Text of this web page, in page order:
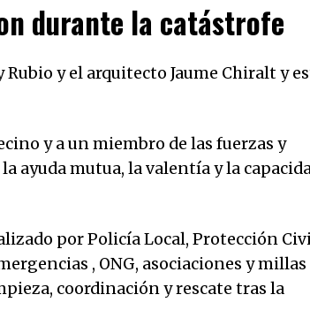
durante la catástrofe
y el arquitecto Jaume Chiralt y
y a un miembro de las fuerzas y
ayuda mutua, la valentía y la
por Policía Local, Protección
, ONG, asociaciones y millas
coordinación y rescate tras la